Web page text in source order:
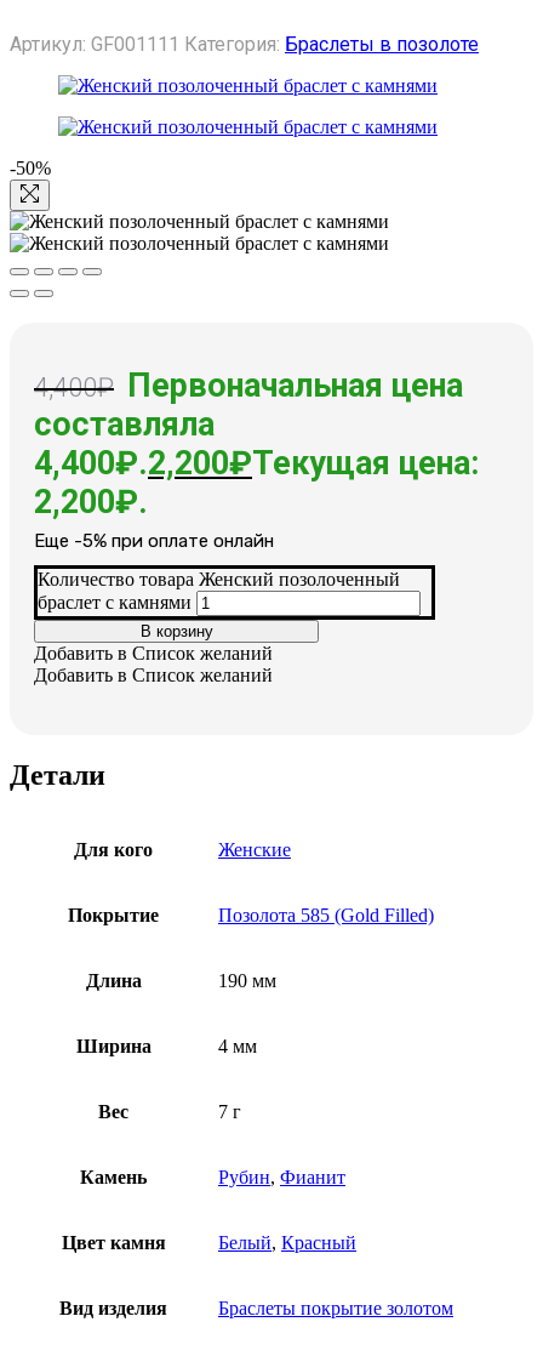
Артикул: GF001111 Категория: Браслеты в позолоте
-50%
4,400₽ Первоначальная цена
составляла
4,400₽.2,200₽Текущая цена:
2,200₽.
Еще -5% при оплате онлайн
Количество товара Женский позолоченный
браслет с камнями
В корзину
Добавить в Список желаний
Добавить в Список желаний
Детали
Для кого Женские
Покрытие Позолота 585 (Gold Filled)
Длина 190 мм
Ширина 4 мм
Вес 7 г
Камень Рубин, Фианит
Цвет камня Белый, Красный
Вид изделия Браслеты покрытие золотом